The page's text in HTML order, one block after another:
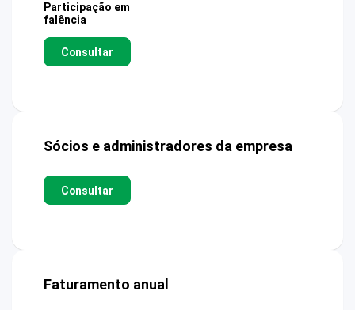
Participação em
falência
Consultar
Sócios e administradores da empresa
Consultar
Faturamento anual